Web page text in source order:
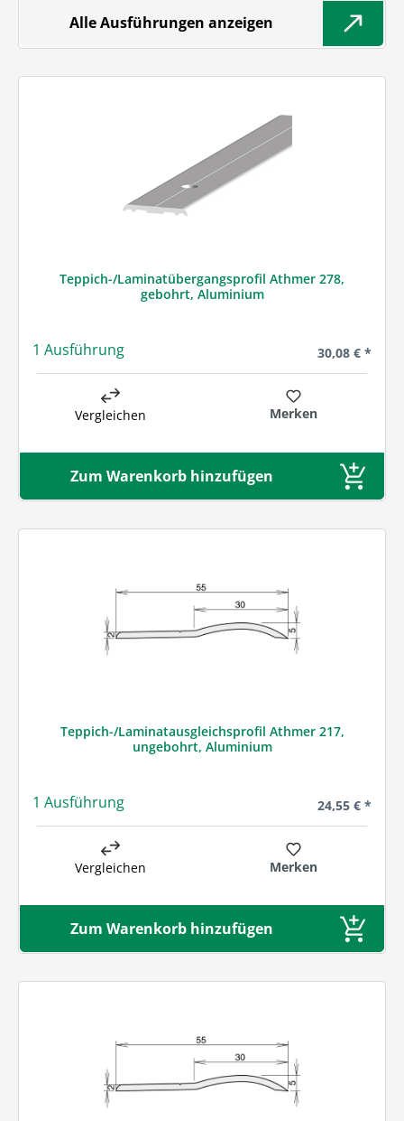
Alle Ausführungen anzeigen
Teppich-/Laminatübergangsprofil Athmer 278,
gebohrt, Aluminium
1 Ausführung Regulärer
30,08 € *
Vergleichen Merken
Zum Warenkorb hinzufügen
Teppich-/Laminatausgleichsprofil Athmer 217,
ungebohrt, Aluminium
1 Ausführung Regulärer
24,55 € *
Vergleichen Merken
Zum Warenkorb hinzufügen